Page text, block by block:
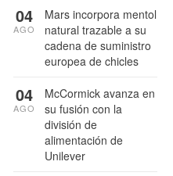
Mars incorpora mentol
natural trazable a su
cadena de suministro
europea de chicles
04
AGO
McCormick avanza en
su fusión con la
división de
alimentación de
Unilever
04
AGO